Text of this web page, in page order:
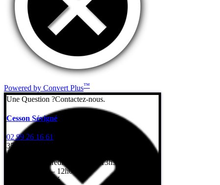
Powered by Convert Plus™
Une Question ?Contactez-nous.
Cesson Sévigné
02 99 26 16 61
35510 Cesson-Sévigné
Lundi au vendredi: 8h – 12h / 13h30 – 17h30
Samedi: 8h30 – 12h00
Dimanche: fermé